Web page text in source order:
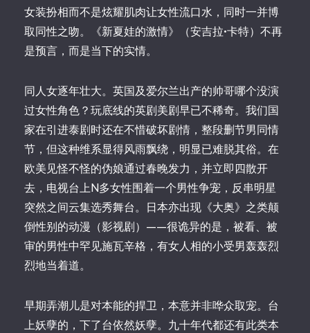
女装扮相而不是炫耀肌肉让女性流口水，同时一并博
取同性之吻。《新夏娃的激情》（安吉拉•卡特）不再
是预言，而是当下的实情。
同人女逐年壮大。英国及爱尔兰出产的帅哥哪个没演
过女性角色？玩底线的英剧美剧早已不稀奇。我们国
家在引进泰剧时还在不惜破坏剧情，整段删节男同情
节，但这种维系显得风雨飘绕，明显已难脱其俗。在
欧美见怪不怪的伪娘通过春晚发力，并立即四散开
去，电视台上N多女性围着一个男性争宠，反串明星
突然之间云集选秀舞台。日本亦出现《大奥》之类颠
倒性别的动漫（影视剧）——很诡异的是，被看、被
审的男性中罕见施瓦辛格，有女人相的小受男轰轰烈
烈地当着道。
早期弄潮儿是对本能的捍卫，本意并非哗众取宠。台
上妖孽的，下了台依然妖孽。九十年代都还有此类本